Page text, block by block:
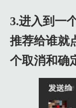
3.进入到一
推荐给谁就
个取消和确